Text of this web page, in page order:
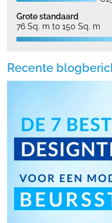
Grote standaard
76 Sq. m to 150 Sq. m
Recente